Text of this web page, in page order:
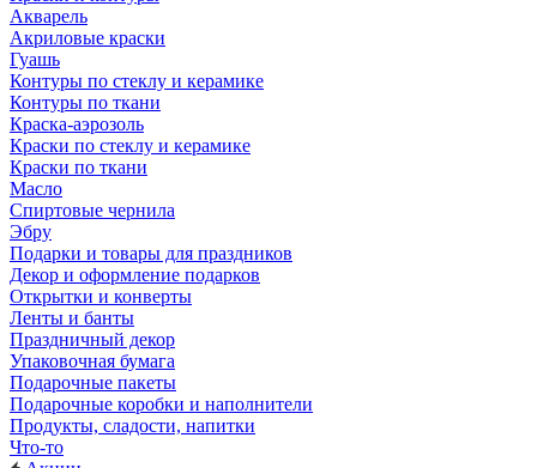
Акварель
Акриловые краски
Гуашь
Контуры по стеклу и керамике
Контуры по ткани
Краска-аэрозоль
Краски по стеклу и керамике
Краски по ткани
Масло
Спиртовые чернила
Эбру
Подарки и товары для праздников
Декор и оформление подарков
Открытки и конверты
Ленты и банты
Праздничный декор
Упаковочная бумага
Подарочные пакеты
Подарочные коробки и наполнители
Продукты, сладости, напитки
Что-то